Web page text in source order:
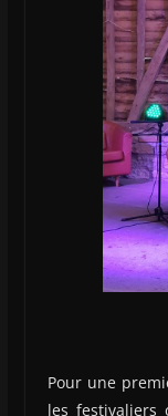
Pour une
les